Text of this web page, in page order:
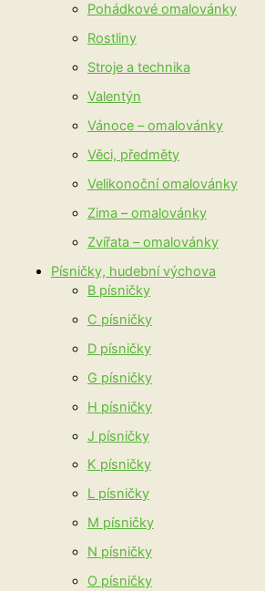
Pohádkové omalovánky
Rostliny
Stroje a technika
Valentýn
Vánoce – omalovánky
Věci, předměty
Velikonoční omalovánky
Zima – omalovánky
Zvířata – omalovánky
Písničky, hudební výchova
B písničky
C písničky
D písničky
G písničky
H písničky
J písničky
K písničky
L písničky
M písničky
N písničky
O písničky